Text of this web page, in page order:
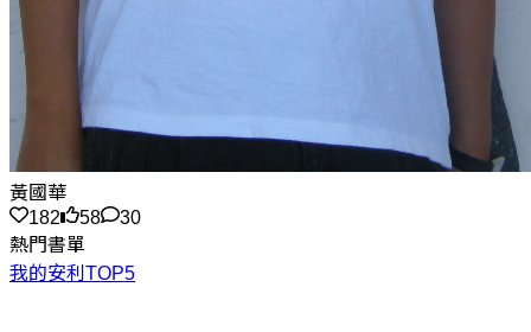
黃國華
182
58
30
熱門書單
我的安利TOP5